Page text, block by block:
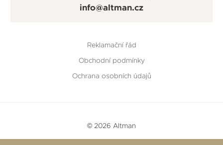
info@altman.cz
Reklamační řád
Obchodní podmínky
Ochrana osobních údajů
© 2026 Altman